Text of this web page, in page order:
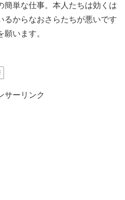
簡単な仕事。本人たちは効くは
るからなおさらたちが悪いです
います。
サーリンク